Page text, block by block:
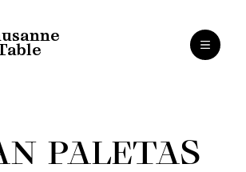
PALETAS